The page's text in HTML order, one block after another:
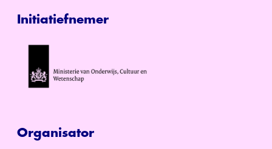
Initiatiefnemer
Organisator